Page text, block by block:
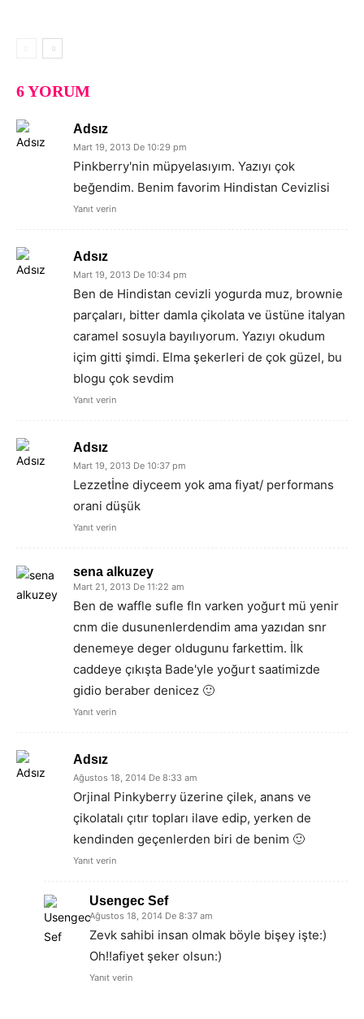
6 YORUM
Adsız
Mart 19, 2013 De 10:29 pm
Pinkberry'nin müpyelasıyım. Yazıyı çok
beğendim. Benim favorim Hindistan Cevizlisi
Yanıt verin
Adsız
Mart 19, 2013 De 10:34 pm
Ben de Hindistan cevizli yogurda muz, brownie
parçaları, bitter damla çikolata ve üstüne italyan
caramel sosuyla bayılıyorum. Yazıyı okudum
içim gitti şimdi. Elma şekerleri de çok güzel, bu
blogu çok sevdim
Yanıt verin
Adsız
Mart 19, 2013 De 10:37 pm
Lezzetİne diyceem yok ama fiyat/ performans
orani düşük
Yanıt verin
sena alkuzey
Mart 21, 2013 De 11:22 am
Ben de waffle sufle fln varken yoğurt mü yenir
cnm die dusunenlerdendim ama yazıdan snr
denemeye deger oldugunu farkettim. İlk
caddeye çıkışta Bade'yle yoğurt saatimizde
gidio beraber denicez 🙂
Yanıt verin
Adsız
Ağustos 18, 2014 De 8:33 am
Orjinal Pinkyberry üzerine çilek, anans ve
çikolatalı çıtır topları ilave edip, yerken de
kendinden geçenlerden biri de benim 🙂
Yanıt verin
Usengec Sef
Ağustos 18, 2014 De 8:37 am
Zevk sahibi insan olmak böyle bişey işte:)
Oh!!afiyet şeker olsun:)
Yanıt verin